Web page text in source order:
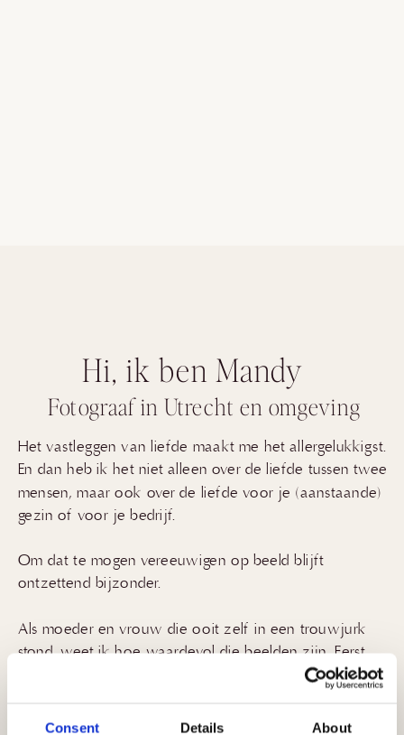
Consent Details About
Het vastleggen van liefde maakt me het allergelukkigst.
En dan heb ik het niet alleen over de liefde tussen twee
mensen, maar ook over de liefde voor je (aanstaande)
gezin of voor je bedrijf.
Om dat te mogen vereeuwigen op beeld blijft
ontzettend bijzonder.
Als moeder en vrouw die ooit zelf in een trouwjurk
stond, weet ik hoe waardevol die beelden zijn. Eerst
kijk je er vol trots naar, later met warme gevoelens
Hi, ik ben Mandy
Fotograaf in Utrecht en omgeving